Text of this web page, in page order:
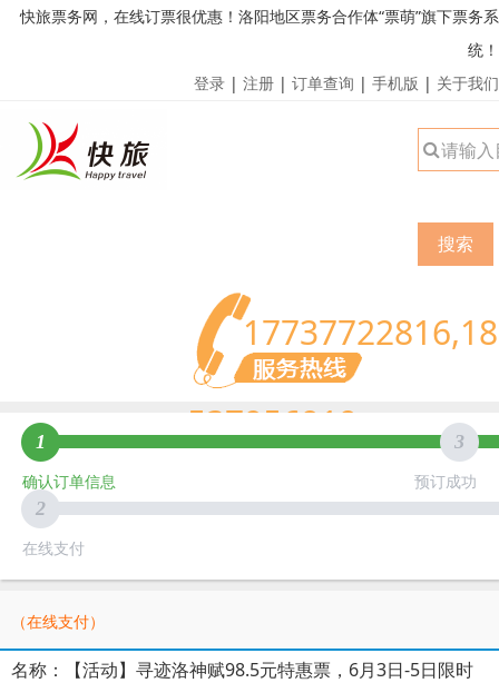
快旅票务网，在线订票很优惠！洛阳地区票务合作体“票萌”旗下票务系
统！
登录 | 注册 | 订单查询 | 手机版 | 关于我们
搜索
17737722816,18
537956919
1
确认订单信息
2
在线支付
3
预订成功
（在线支付）
名称：【活动】寻迹洛神赋98.5元特惠票，6月3日-5日限时